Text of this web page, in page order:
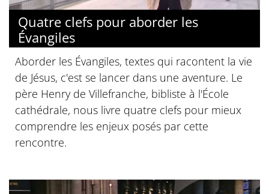
Quatre clefs pour aborder les
Évangiles
Aborder les Évangiles, textes qui racontent la vie
de Jésus, c'est se lancer dans une aventure. Le
père Henry de Villefranche, bibliste à l'École
cathédrale, nous livre quatre clefs pour mieux
comprendre les enjeux posés par cette
rencontre.